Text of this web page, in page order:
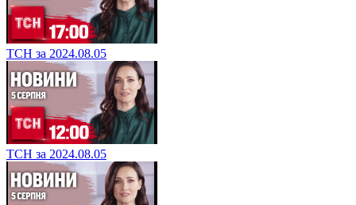
ТСН за 2024.08.05
ТСН за 2024.08.05